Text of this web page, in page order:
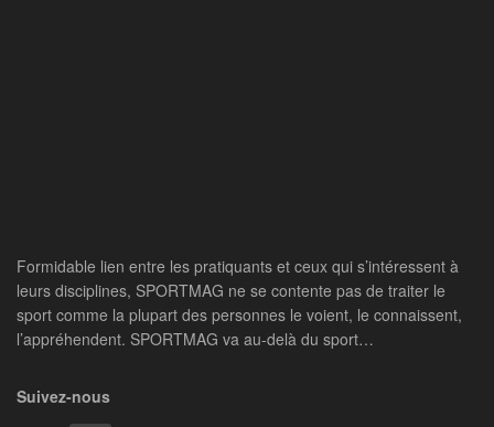
Formidable lien entre les pratiquants et ceux qui s’intéressent à
leurs disciplines, SPORTMAG ne se contente pas de traiter le
sport comme la plupart des personnes le voient, le connaissent,
l’appréhendent. SPORTMAG va au-delà du sport…
Suivez-nous